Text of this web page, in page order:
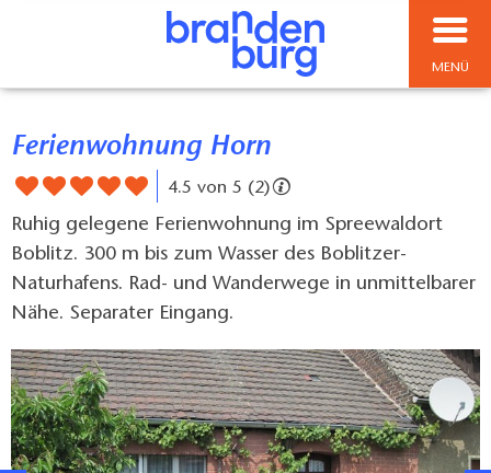
MENÜ
Ferienwohnung Horn
4.5 von 5 (2)
Ruhig gelegene Ferienwohnung im Spreewaldort
Boblitz. 300 m bis zum Wasser des Boblitzer-
Naturhafens. Rad- und Wanderwege in unmittelbarer
Nähe. Separater Eingang.